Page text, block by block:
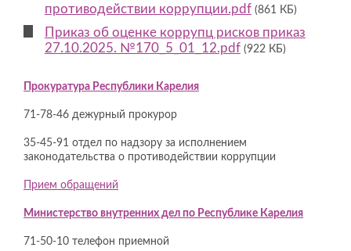
противодействии коррупции.pdf (861 КБ)
Приказ об оценке коррупц рисков приказ
27.10.2025. №170_5_01_12.pdf (922 КБ)
Прокуратура Республики Карелия
71-78-46 дежурный прокурор
35-45-91 отдел по надзору за исполнением
законодательства о противодействии коррупции
Прием обращений
Министерство внутренних дел по Республике Карелия
71-50-10 телефон приемной